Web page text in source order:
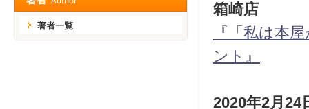
箱崎店
『「私は本
ント』
2020年2月24
著者一覧